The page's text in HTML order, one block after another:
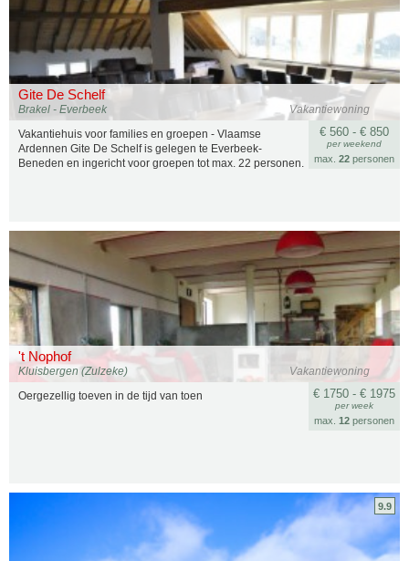
Gite De Schelf
Vakantiewoning
Brakel - Everbeek
€ 560 - € 850
per weekend
max. 22 personen
Vakantiehuis voor families en groepen - Vlaamse
Ardennen Gite De Schelf is gelegen te Everbeek-
Beneden en ingericht voor groepen tot max. 22 personen.
't Nophof
Vakantiewoning
Kluisbergen (Zulzeke)
€ 1750 - € 1975
per week
max. 12 personen
Oergezellig toeven in de tijd van toen
9.9